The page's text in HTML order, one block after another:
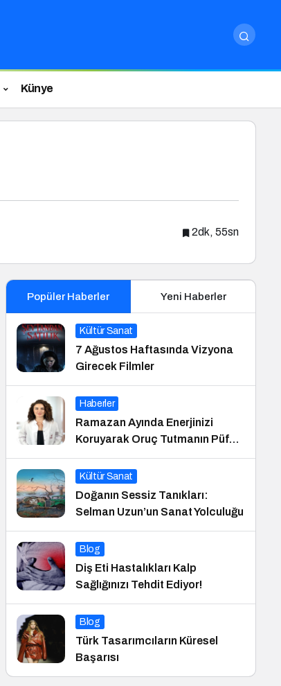
Künye
2dk, 55sn
Popüler Haberler Yeni Haberler
Kültür Sanat
7 Ağustos Haftasında Vizyona
Girecek Filmler
Haberler
Ramazan Ayında Enerjinizi
Koruyarak Oruç Tutmanın Püf
Noktaları
Kültür Sanat
Doğanın Sessiz Tanıkları:
Selman Uzun’un Sanat Yolculuğu
Blog
Diş Eti Hastalıkları Kalp
Sağlığınızı Tehdit Ediyor!
Blog
Türk Tasarımcıların Küresel
Başarısı